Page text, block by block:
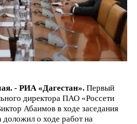
- РИА «Дагестан». Первый
директора ПАО «Россети
Абаимов в ходе заседания
доложил о ходе работ на